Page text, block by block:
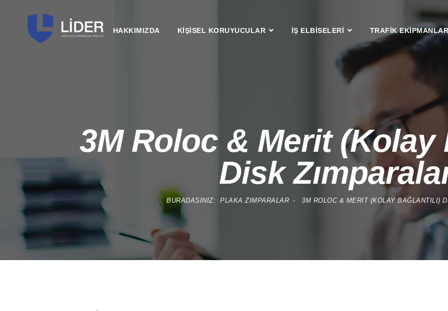
HAKKIMIZDA KİŞİSEL KORUYUCULAR İŞ ELBİSELERİ TRAFİK
3M Roloc & Merit (Kolay
Disk
BURADASINIZ:PLAKA ZIMPARALAR 3M ROLOC & MERIT (KOLAY BAĞLANTILI)